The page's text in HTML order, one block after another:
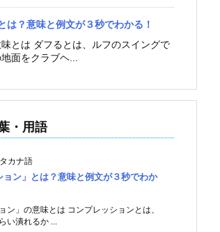
は？意味と例文が３秒でわかる！
味とは ダフるとは、ルフのスイングで
面をクラブヘ...
・用語
カナ語
ョン」とは？意味と例文が３秒でわか
ン」の意味とは コンプレッションとは、
い潰れるか ...